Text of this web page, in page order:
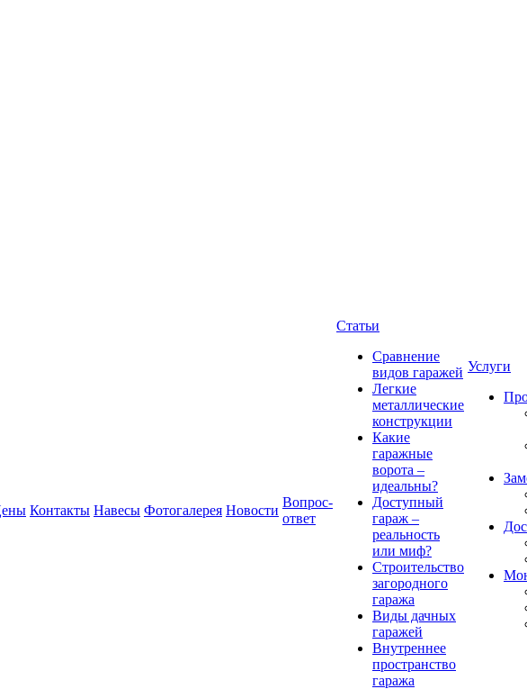
Контакты Навесы Фотогалерея Новости
Вопрос-
ответ
Статьи
Сравнение
видов гаражей
Легкие
металлические
конструкции
Какие
гаражные
ворота –
идеальны?
Доступный
гараж –
реальность
или миф?
Строительство
загородного
гаража
Виды дачных
гаражей
Внутреннее
пространство
гаража
Услуги